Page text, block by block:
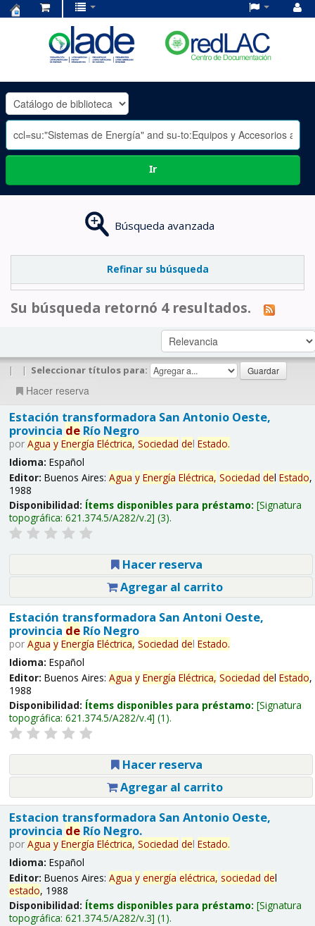
OLADE
-
Ir
Búsqueda avanzada
Refinar su búsqueda
Su búsqueda retornó 4 resultados.
| | Seleccionar títulos para:
Hacer reserva
Estación transformadora San Antonio Oeste,
provincia deRío Negro
por Agua y Energía Eléctrica, Sociedad del Estado.
Idioma: Español
Editor: Buenos Aires: Agua y Energía Eléctrica, Sociedad del Estado,
1988
Disponibilidad: Ítems disponibles para préstamo: Signatura
topográfica: 621.374.5/A282/v.2 (3).
Hacer reserva
Agregar al carrito
Estación transformadora San Antoni Oeste,
provincia deRío Negro
por Agua y Energía Eléctrica, Sociedad del Estado.
Idioma: Español
Editor: Buenos Aires: Agua y Energía Eléctrica, Sociedad del Estado,
1988
Disponibilidad: Ítems disponibles para préstamo: Signatura
topográfica: 621.374.5/A282/v.4 (1).
Hacer reserva
Agregar al carrito
Estacion transformadora San Antonio Oeste,
provincia deRío Negro.
por Agua y Energía Eléctrica, Sociedad del Estado.
Idioma: Español
Editor: Buenos Aires: Agua y energía eléctrica, sociedad del
estado, 1988
Disponibilidad: Ítems disponibles para préstamo: Signatura
topográfica: 621.374.5/A282/v.3 (1).